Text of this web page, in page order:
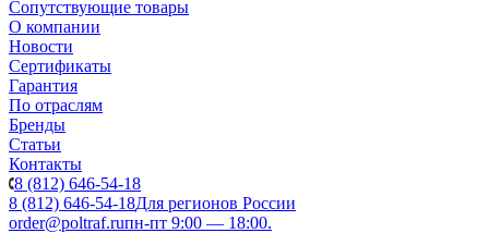
Сопутствующие товары
О компании
Новости
Сертификаты
Гарантия
По отраслям
Бренды
Статьи
Контакты
8 (812) 646-54-18
8 (812) 646-54-18Для регионов России
order@poltraf.ruпн-пт 9:00 — 18:00.